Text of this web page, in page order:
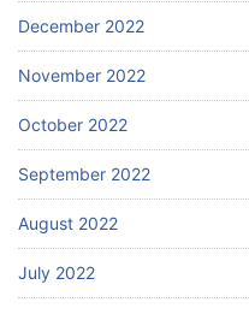
December 2022
November 2022
October 2022
September 2022
August 2022
July 2022